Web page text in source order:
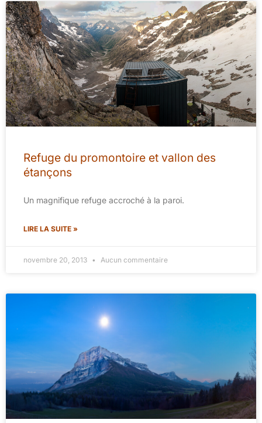
Refuge du promontoire et vallon des
étançons
Un magnifique refuge accroché à la paroi.
LIRE LA SUITE »
novembre 20, 2013 Aucun commentaire